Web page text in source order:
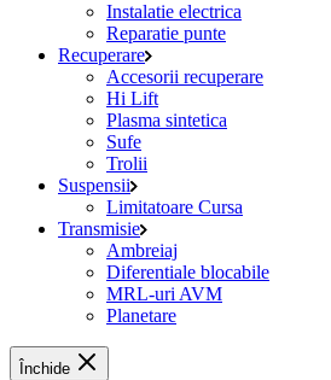
Instalatie electrica
Reparatie punte
Recuperare
Accesorii recuperare
Hi Lift
Plasma sintetica
Sufe
Trolii
Suspensii
Limitatoare Cursa
Transmisie
Ambreiaj
Diferentiale blocabile
MRL-uri AVM
Planetare
Închide